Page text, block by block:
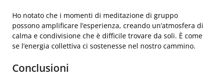
Ho notato che i momenti di meditazione di gruppo
possono amplificare l’esperienza, creando un’atmosfera di
calma e condivisione che è difficile trovare da soli. È come
se l’energia collettiva ci sostenesse nel nostro cammino.
Conclusioni